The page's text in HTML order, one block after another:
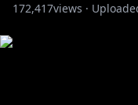
172,417views ·